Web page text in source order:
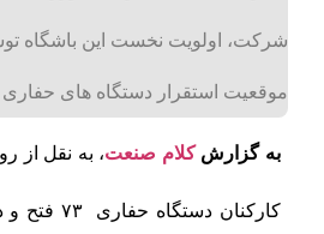
شرکت، اولویت نخست این باشگاه
موقعیت استقرار دستگاه های
به گزارشکلام صنعت، به نقل از
کارکنان دستگاه حفاری ۷۳ فتح و در جریان برگزاری مسابقات